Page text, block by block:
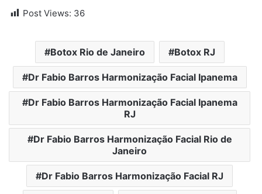
Post Views: 36
Botox Rio de Janeiro Botox RJ
Dr Fabio Barros Harmonização Facial Ipanema
Dr Fabio Barros Harmonização Facial Ipanema
RJ
Dr Fabio Barros Harmonização Facial Rio de
Janeiro
Dr Fabio Barros Harmonização Facial RJ